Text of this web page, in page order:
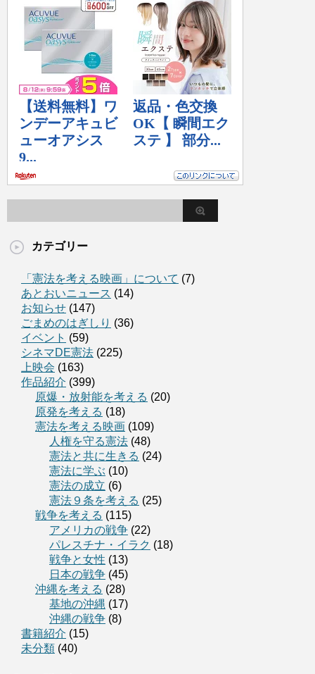
カテゴリー
「憲法を考える映画」について (7)
あとおいニュース (14)
お知らせ (147)
ごまめのはぎしり (36)
イベント (59)
シネマDE憲法 (225)
上映会 (163)
作品紹介 (399)
原爆・放射能を考える (20)
原発を考える (18)
憲法を考える映画 (109)
人権を守る憲法 (48)
憲法と共に生きる (24)
憲法に学ぶ (10)
憲法の成立 (6)
憲法９条を考える (25)
戦争を考える (115)
アメリカの戦争 (22)
パレスチナ・イラク (18)
戦争と女性 (13)
日本の戦争 (45)
沖縄を考える (28)
基地の沖縄 (17)
沖縄の戦争 (8)
書籍紹介 (15)
未分類 (40)